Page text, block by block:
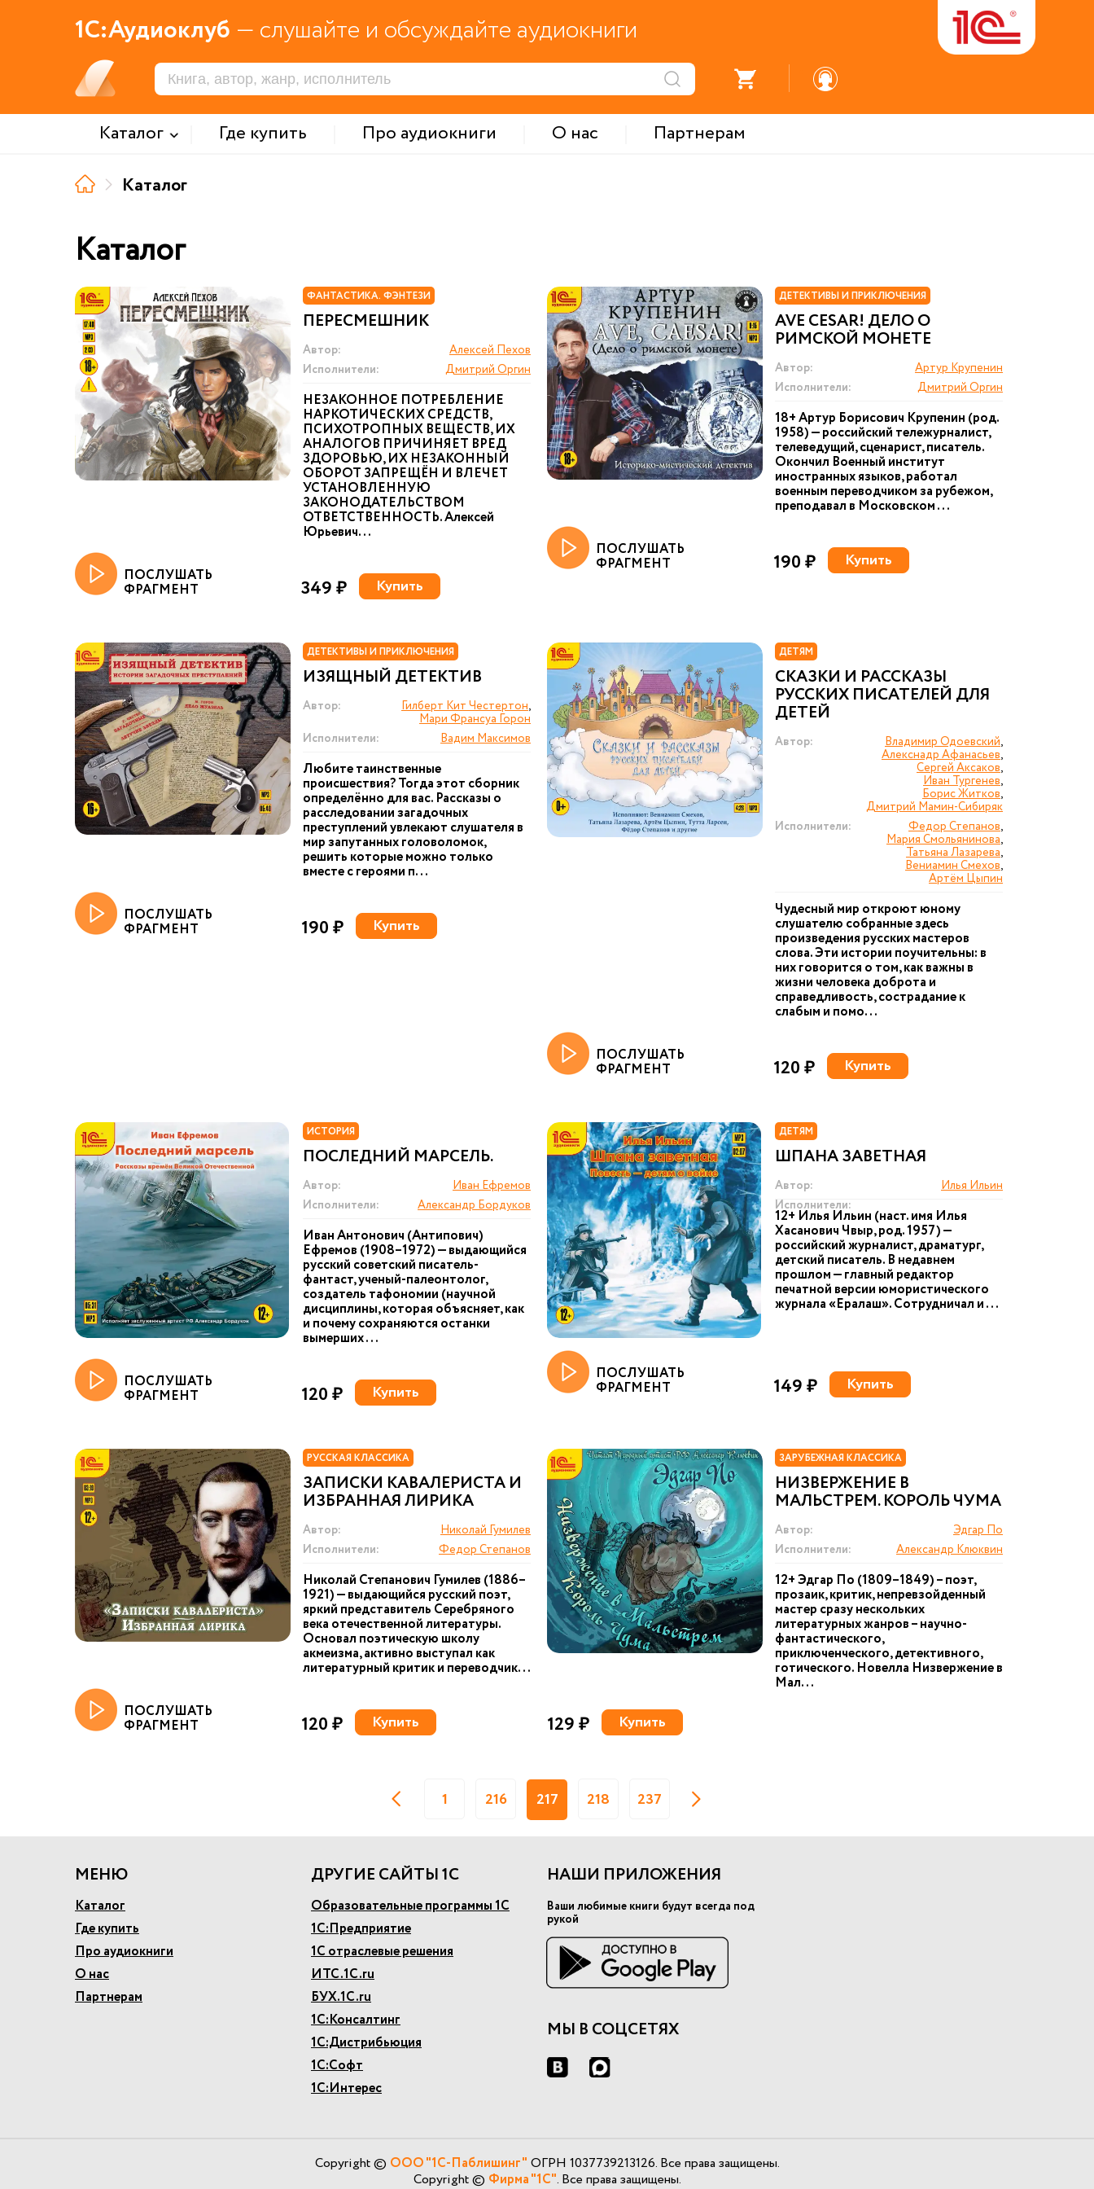
1С:Аудиоклуб — слушайте и обсуждайте аудиокниги
Каталог Где купить Про аудиокниги О нас
Партнерам
Каталог
Каталог
ФАНТАСТИКА. ФЭНТЕЗИ
ПЕРЕСМЕШНИК
Автор:
Алексей Пехов
Исполнители:
Дмитрий Оргин
НЕЗАКОННОЕ ПОТРЕБЛЕНИЕ
НАРКОТИЧЕСКИХ СРЕДСТВ,
ПСИХОТРОПНЫХ ВЕЩЕСТВ, ИХ
АНАЛОГОВ ПРИЧИНЯЕТ ВРЕД
ЗДОРОВЬЮ, ИХ НЕЗАКОННЫЙ
ОБОРОТ ЗАПРЕЩЁН И ВЛЕЧЕТ
УСТАНОВЛЕННУЮ
ЗАКОНОДАТЕЛЬСТВОМ
ОТВЕТСТВЕННОСТЬ. Алексей
Юрьевич...
ПОСЛУШАТЬ
ФРАГМЕНТ 349 ₽ Купить
ДЕТЕКТИВЫ И ПРИКЛЮЧЕНИЯ
AVE CESAR! ДЕЛО О
РИМСКОЙ МОНЕТЕ
Автор:
Артур Крупенин
Исполнители:
Дмитрий Оргин
18+ Артур Борисович Крупенин (род.
1958) — российский тележурналист,
телеведущий, сценарист, писатель.
Окончил Военный институт
иностранных языков, работал
военным переводчиком за рубежом,
преподавал в Московском ...
ПОСЛУШАТЬ
ФРАГМЕНТ 190 ₽ Купить
ДЕТЕКТИВЫ И ПРИКЛЮЧЕНИЯ
ИЗЯЩНЫЙ ДЕТЕКТИВ
Автор: Гилберт Кит Честертон,
Мари Франсуа Горон
Исполнители:
Вадим Максимов
Любите таинственные
происшествия? Тогда этот сборник
определённо для вас. Рассказы о
расследовании загадочных
преступлений увлекают слушателя в
мир запутанных головоломок,
решить которые можно только
вместе с героями п...
ПОСЛУШАТЬ
ФРАГМЕНТ 190 ₽ Купить
ДЕТЯМ
СКАЗКИ И РАССКАЗЫ
РУССКИХ ПИСАТЕЛЕЙ ДЛЯ
ДЕТЕЙ
Автор: Владимир Одоевский,
Алекснадр Афанасьев,
Сергей Аксаков,
Иван Тургенев,
Борис Житков,
Дмитрий Мамин-Сибиряк
Исполнители:
Федор Степанов,
Мария Смольянинова,
Татьяна Лазарева,
Вениамин Смехов,
Артём Цыпин
Чудесный мир откроют юному
слушателю собранные здесь
произведения русских мастеров
слова. Эти истории поучительны: в
них говорится о том, как важны в
жизни человека доброта и
справедливость, сострадание к
слабым и помо...
ПОСЛУШАТЬ
ФРАГМЕНТ 120 ₽ Купить
ИСТОРИЯ
ПОСЛЕДНИЙ МАРСЕЛЬ.
Автор:
Иван Ефремов
Исполнители:
Александр Бордуков
Иван Антонович (Антипович)
Ефремов (1908–1972) — выдающийся
русский советский писатель-
фантаст, ученый-палеонтолог,
создатель тафономии (научной
дисциплины, которая объясняет, как
и почему сохраняются останки
вымерших ...
ПОСЛУШАТЬ
ФРАГМЕНТ 120 ₽ Купить
ДЕТЯМ
ШПАНА ЗАВЕТНАЯ
Автор:
Илья Ильин
Исполнители:
12+ Илья Ильин (наст. имя Илья
Хасанович Чвыр, род. 1957) —
российский журналист, драматург,
детский писатель. В недавнем
прошлом — главный редактор
печатной версии юмористического
журнала «Ералаш». Сотрудничал и ...
ПОСЛУШАТЬ
ФРАГМЕНТ 149 ₽ Купить
РУССКАЯ КЛАССИКА
ЗАПИСКИ КАВАЛЕРИСТА И
ИЗБРАННАЯ ЛИРИКА
Автор:
Николай Гумилев
Исполнители:
Федор Степанов
Николай Степанович Гумилев (1886–
1921) — выдающийся русский поэт,
яркий представитель Серебряного
века отечественной литературы.
Основал поэтическую школу
акмеизма, активно выступал как
литературный критик и переводчик...
ПОСЛУШАТЬ
ФРАГМЕНТ 120 ₽ Купить
ЗАРУБЕЖНАЯ КЛАССИКА
НИЗВЕРЖЕНИЕ В
МАЛЬСТРЕМ. КОРОЛЬ ЧУМА
Автор:
Эдгар По
Исполнители:
Александр Клюквин
12+ Эдгар По (1809–1849) – поэт,
прозаик, критик, непревзойденный
мастер сразу нескольких
литературных жанров – научно-
фантастического,
приключенческого, детективного,
готического. Новелла Низвержение в
Мал...
129 ₽ Купить
1 216 217 218 237
МЕНЮ
Каталог
Где купить
Про аудиокниги
О нас
Партнерам
ДРУГИЕ САЙТЫ 1С
Образовательные программы 1С
1С:Предприятие
1С отраслевые решения
ИТС.1С.ru
БУХ.1С.ru
1С:Консалтинг
1С:Дистрибьюция
1С:Софт
1С:Интерес
НАШИ ПРИЛОЖЕНИЯ
Ваши любимые книги будут всегда под
рукой
МЫ В СОЦСЕТЯХ
Copyright © ООО "1С-Паблишинг" ОГРН 1037739213126. Все права защищены.
Copyright © Фирма "1С". Все права защищены.